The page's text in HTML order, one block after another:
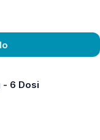
- 6 Dosi